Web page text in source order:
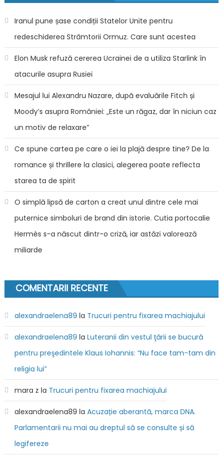
Iranul pune șase condiții Statelor Unite pentru
redeschiderea Strâmtorii Ormuz. Care sunt acestea
Elon Musk refuză cererea Ucrainei de a utiliza Starlink în
atacurile asupra Rusiei
Mesajul lui Alexandru Nazare, după evaluările Fitch și
Moody’s asupra României: „Este un răgaz, dar în niciun caz
un motiv de relaxare”
Ce spune cartea pe care o iei la plajă despre tine? De la
romance și thrillere la clasici, alegerea poate reflecta
starea ta de spirit
O simplă lipsă de carton a creat unul dintre cele mai
puternice simboluri de brand din istorie. Cutia portocalie
Hermès s-a născut dintr-o criză, iar astăzi valorează
miliarde
COMENTARII RECENTE
alexandraelena89 la Trucuri pentru fixarea machiajului
alexandraelena89 la Luteranii din vestul ţării se bucură
pentru preşedintele Klaus Iohannis: “Nu face tam-tam din
religia lui”
mara z la Trucuri pentru fixarea machiajului
alexandraelena89 la Acuzație aberantă, marca DNA.
Parlamentarii nu mai au dreptul să se consulte și să
legifereze